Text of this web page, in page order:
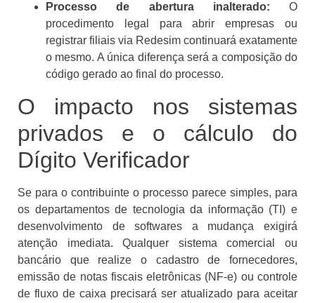
Processo de abertura inalterado: O
procedimento legal para abrir empresas ou
registrar filiais via Redesim continuará exatamente
o mesmo. A única diferença será a composição do
código gerado ao final do processo.
O impacto nos sistemas
privados e o cálculo do
Dígito Verificador
Se para o contribuinte o processo parece simples, para
os departamentos de tecnologia da informação (TI) e
desenvolvimento de softwares a mudança exigirá
atenção imediata. Qualquer sistema comercial ou
bancário que realize o cadastro de fornecedores,
emissão de notas fiscais eletrônicas (NF-e) ou controle
de fluxo de caixa precisará ser atualizado para aceitar